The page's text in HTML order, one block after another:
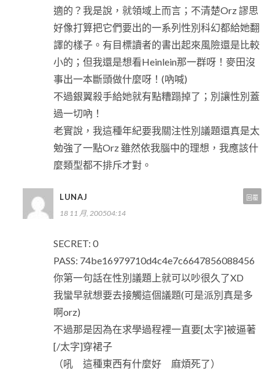
適的？我是說，就領域上而言；不清楚Orz 謬思
好像打算把它們要出的一系列性別科幻都給她翻
譯的樣子。有目標讀者的書出起來風險還是比較
小的；但我還是想看Heinlein那一群呀！麥田沒
事出一本斷頭做什麼呀！(吶喊)
不過銀翼殺手給她就有點糟蹋掉了；別讓性別蓋
過一切吶！
老實說，我這種年紀要我關注性別議題還真是太
勉強了一點Orz 雖然依我腦中的理想，我應該什
麼類型都不排斥才對。
LUNAJ
18 11 月, 200504:14
SECRET: 0
PASS: 74be16979710d4c4e7c6647856088456
你第一句話在性別議題上就可以吵很久了XD
我蠻早就想要去接觸這個議題(可是派別真是多
啊orz)
不過那是因為在求學過程裡一直要[太字]被逼著
[/太字]穿裙子
（吼 這種東西有什麼好 麻煩死了）
回覆